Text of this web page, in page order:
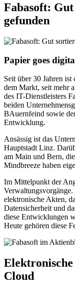
Fabasoft:
gefunden
Papier goes
Seit über 30 Jahren
dem Markt, seit mehr
des IT-Dienstleisters
beiden
BAuernfeind sowie
Entwicklung.
Ansässig ist das
Hauptstadt Linz.
am Main und Bern,
Mindbreeze haben
Im Mittelpunkt der
elektronische Akten,
Datensicherheit und
diese Entwicklungen
Heute gehören diese
Cloud